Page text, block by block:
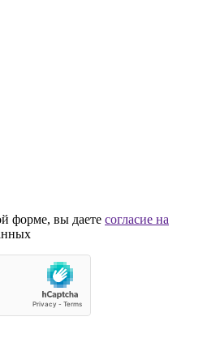
форме, вы даете согласие на